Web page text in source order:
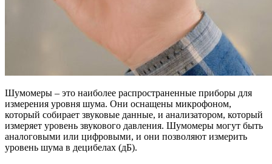
Шумомеры – это наиболее распространенные приборы для
измерения уровня шума. Они оснащены микрофоном,
который собирает звуковые данные, и анализатором, который
измеряет уровень звукового давления. Шумомеры могут быть
аналоговыми или цифровыми, и они позволяют измерить
уровень шума в децибелах (дБ).